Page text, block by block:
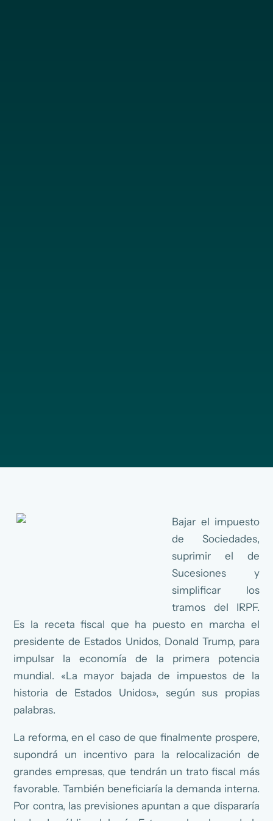
Bajar el impuesto
de Sociedades,
suprimir el de
Sucesiones y
simplificar los
tramos del IRPF.
Es la receta fiscal que ha puesto en marcha el
presidente de Estados Unidos, Donald Trump, para
impulsar la economía de la primera potencia
mundial. «La mayor bajada de impuestos de la
historia de Estados Unidos», según sus propias
palabras.
La reforma, en el caso de que finalmente prospere,
supondrá un incentivo para la relocalización de
grandes empresas, que tendrán un trato fiscal más
favorable. También beneficiaría la demanda interna.
Por contra, las previsiones apuntan a que dispararía